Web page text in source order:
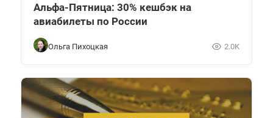
Альфа-Пятница: 30% кешбэк на
авиабилеты по России
Ольга Пихоцкая 2.0K